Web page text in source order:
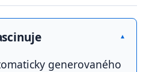
▾
generovaného